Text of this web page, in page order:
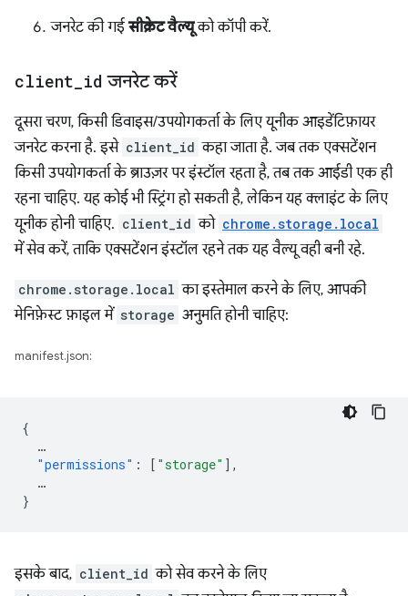
जनरेट की गई सीक्रेट वैल्यूको कॉपी करें.
client id जनरेट करें
दूसरा चरण, किसी डिवाइस/उपयोगकर्ता के लिए यूनीक आइडेंटिफ़ायर
जनरेट करना है. इसे client_id कहा जाता है. जब तक एक्सटेंशन
किसी उपयोगकर्ता के ब्राउज़र पर इंस्टॉल रहता है, तब तक आईडी एक ही
रहना चाहिए. यह कोई भी स्ट्रिंग हो सकती है, लेकिन यह क्लाइंट के लिए
यूनीक होनी चाहिए. client_id को chrome.storage.local
में सेव करें, ताकि एक्सटेंशन इंस्टॉल रहने तक यह वैल्यू वही बनी रहे.
chrome.storage.local का इस्तेमाल करने के लिए, आपकी
मेनिफ़ेस्ट फ़ाइल में storage अनुमति होनी चाहिए:
manifest.json:
{
…
"permissions" : [ "storage" ],
…
}
इसके बाद, client_id को सेव करने के लिए